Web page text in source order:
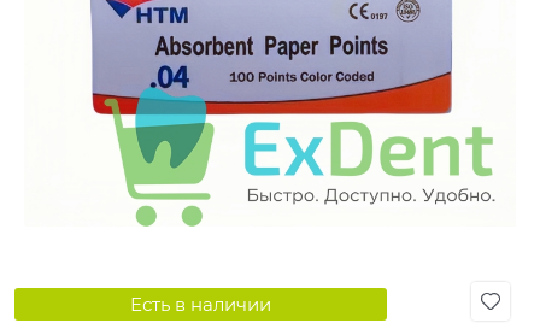
Есть в наличии